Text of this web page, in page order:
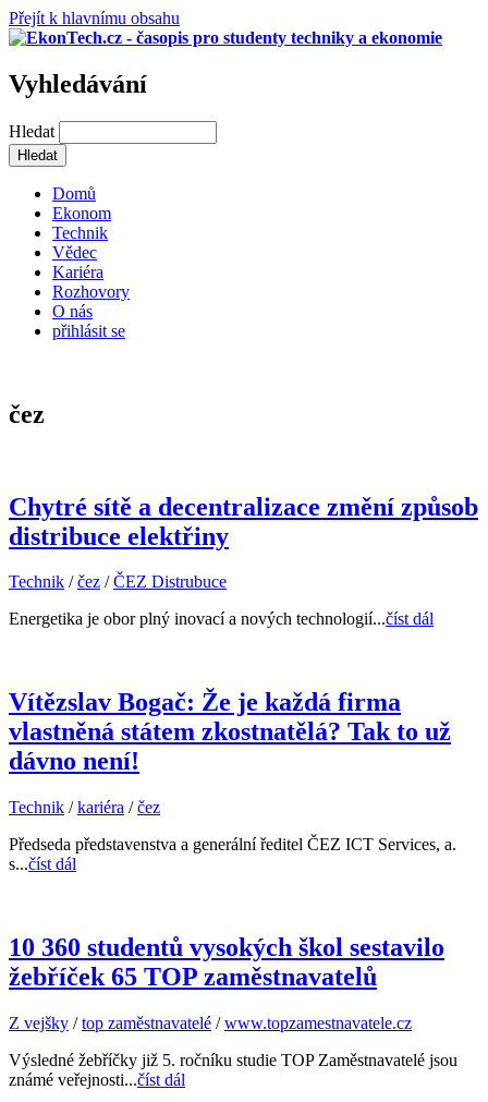
Přejít k hlavnímu obsahu
Vyhledávání
Hledat
Domů
Ekonom
Technik
Vědec
Kariéra
Rozhovory
O nás
přihlásit se
čez
Chytré sítě a decentralizace změní způsob
distribuce elektřiny
Technik /čez /ČEZ Distrubuce
Energetika je obor plný inovací a nových technologií...číst dál
Vítězslav Bogač: Že je každá firma
vlastněná státem zkostnatělá? Tak to už
dávno není!
Technik /kariéra /čez
Předseda představenstva a generální ředitel ČEZ ICT Services, a.
s...číst dál
10 360 studentů vysokých škol sestavilo
žebříček 65 TOP zaměstnavatelů
Z vejšky /top zaměstnavatelé /www.topzamestnavatele.cz
Výsledné žebříčky již 5. ročníku studie TOP Zaměstnavatelé jsou
známé veřejnosti...číst dál